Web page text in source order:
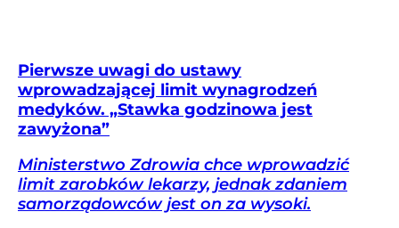
Pierwsze uwagi do ustawy
wprowadzającej limit wynagrodzeń
medyków. „Stawka godzinowa jest
zawyżona”
Ministerstwo Zdrowia chce wprowadzić
limit zarobków lekarzy, jednak zdaniem
samorządowców jest on za wysoki.